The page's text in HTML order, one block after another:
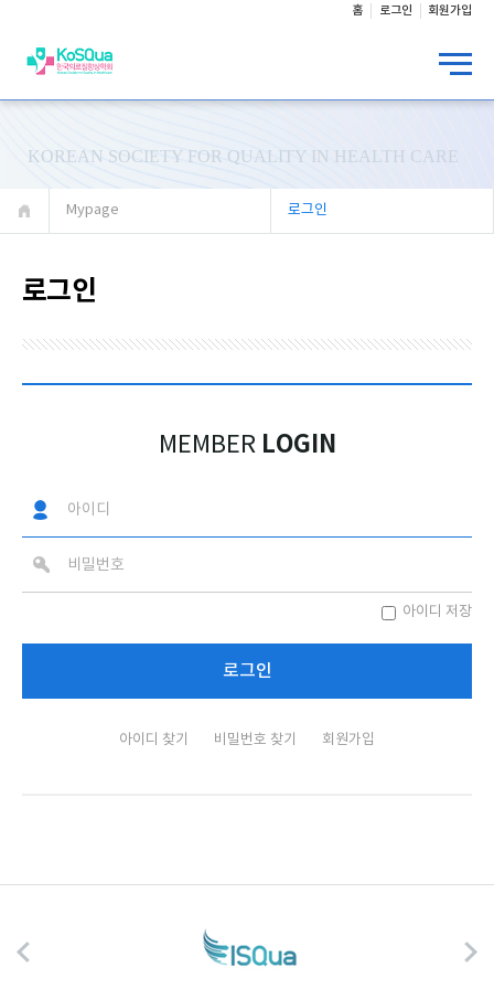
홈 로그인 회원가입
KOREAN SOCIETY FOR QUALITY IN HEALTH CARE
Mypage 로그인
로그인
MEMBER LOGIN
아이디 저장
아이디 찾기 비밀번호 찾기 회원가입